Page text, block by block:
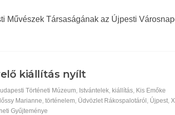
Művészek Társaságának az Újpesti
kiállítás nyílt
Történeti Múzeum Istvántelek kiállítás Kis Emőke
Marianne ,történelem Üdvözlet Rákospalotáról Újpest
Gyűjteménye